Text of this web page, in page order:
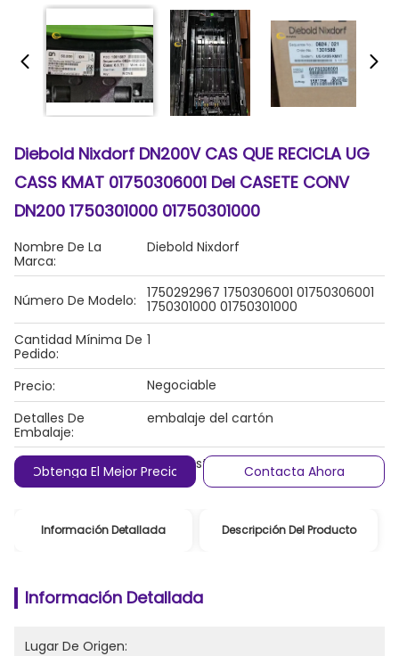
Diebold Nixdorf DN200V CAS QUE RECICLA UG
CASS KMAT 01750306001 Del CASETE CONV
DN200 1750301000 01750301000
Nombre De La
Marca:
Diebold Nixdorf
Número De Modelo:
1750292967 1750306001 01750306001
1750301000 01750301000
Cantidad Mínima De
Pedido:
1
Precio:
Negociable
Detalles De
Embalaje:
embalaje del cartón
Condiciones De
Pago:
T/T, Western Union, /Paypal
Obtenga El Mejor Precio Contacta Ahora
Información Detallada Descripción Del Producto
Información Detallada
Lugar De Origen: